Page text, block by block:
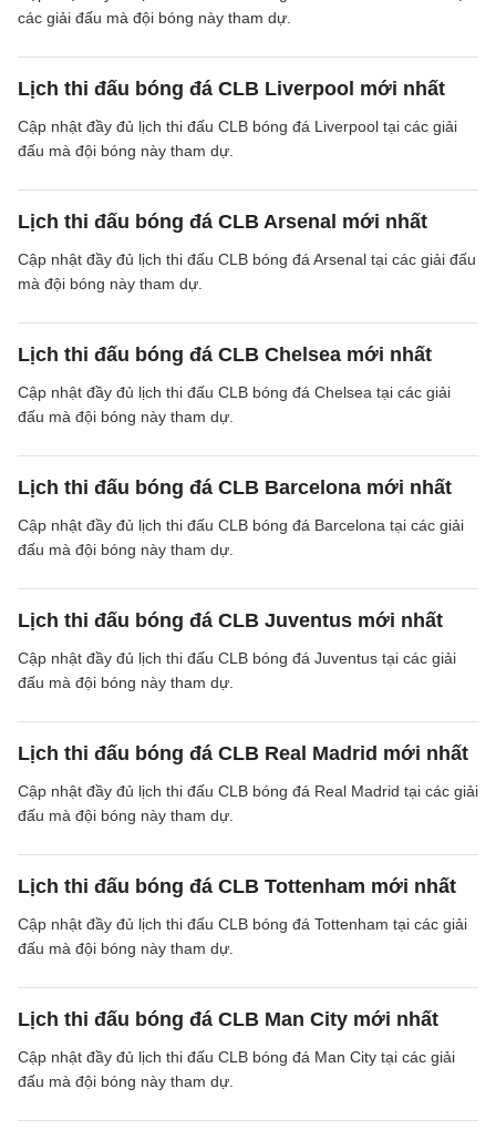
các giải đấu mà đội bóng này tham dự.
Lịch thi đấu bóng đá CLB Liverpool mới nhất
Cập nhật đầy đủ lịch thi đấu CLB bóng đá Liverpool tại các giải
đấu mà đội bóng này tham dự.
Lịch thi đấu bóng đá CLB Arsenal mới nhất
Cập nhật đầy đủ lịch thi đấu CLB bóng đá Arsenal tại các giải đấu
mà đội bóng này tham dự.
Lịch thi đấu bóng đá CLB Chelsea mới nhất
Cập nhật đầy đủ lịch thi đấu CLB bóng đá Chelsea tại các giải
đấu mà đội bóng này tham dự.
Lịch thi đấu bóng đá CLB Barcelona mới nhất
Cập nhật đầy đủ lịch thi đấu CLB bóng đá Barcelona tại các giải
đấu mà đội bóng này tham dự.
Lịch thi đấu bóng đá CLB Juventus mới nhất
Cập nhật đầy đủ lịch thi đấu CLB bóng đá Juventus tại các giải
đấu mà đội bóng này tham dự.
Lịch thi đấu bóng đá CLB Real Madrid mới nhất
Cập nhật đầy đủ lịch thi đấu CLB bóng đá Real Madrid tại các giải
đấu mà đội bóng này tham dự.
Lịch thi đấu bóng đá CLB Tottenham mới nhất
Cập nhật đầy đủ lịch thi đấu CLB bóng đá Tottenham tại các giải
đấu mà đội bóng này tham dự.
Lịch thi đấu bóng đá CLB Man City mới nhất
Cập nhật đầy đủ lịch thi đấu CLB bóng đá Man City tại các giải
đấu mà đội bóng này tham dự.